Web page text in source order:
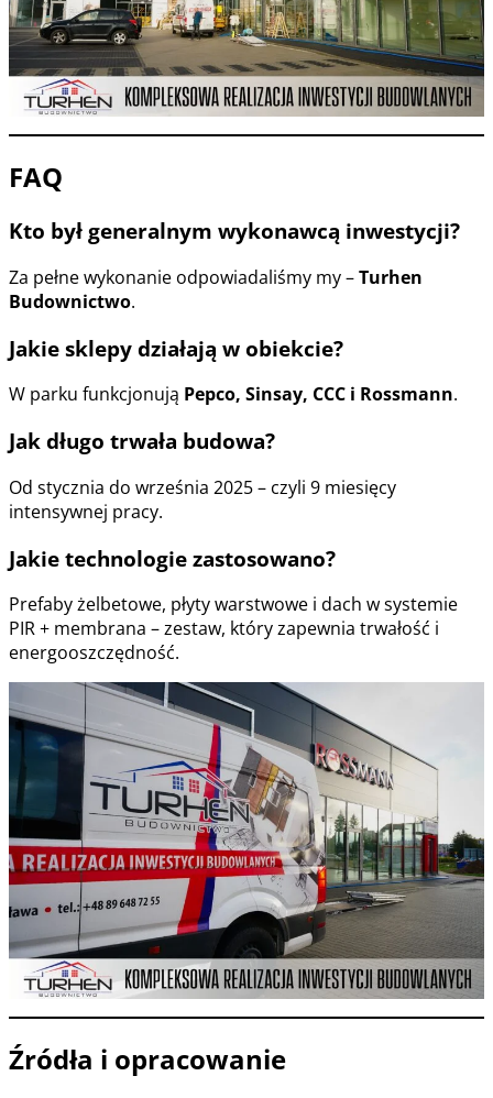
FAQ
Kto był generalnym wykonawcą inwestycji?
Za pełne wykonanie odpowiadaliśmy my –Turhen
Budownictwo.
Jakie sklepy działają w obiekcie?
W parku funkcjonują Pepco, Sinsay, CCC i Rossmann.
Jak długo trwała budowa?
Od stycznia do września 2025 – czyli 9 miesięcy
intensywnej pracy.
Jakie technologie zastosowano?
Prefaby żelbetowe, płyty warstwowe i dach w systemie
PIR + membrana – zestaw, który zapewnia trwałość i
energooszczędność.
Źródła i opracowanie